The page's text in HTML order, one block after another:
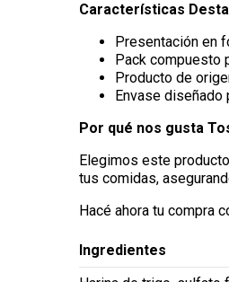
Características
Presentación en
Pack compuesto
Producto de
Envase
Por qué nos gusta
Elegimos este
tus comidas,
Hacé ahora tu compra
Ingredientes